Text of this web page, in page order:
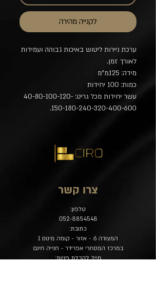
לקנייה מהירה
ערכת ניירות ליטוש באיכות גבוהה ועמידות
לאורך זמן.
מידה: 125מ"מ
כמות: 100 יחידות
עשר יחידות מכל גריט: 40-80-100-120-
150-180-240-320-400-600.
צרו קשר
טלפון:
052-8854548
כתובת:
המצודה 6 - אזור - קומה מינוס 1
במרכז המסחרי אפרידר - חנייה חינם
מייל לקבלת פניות: